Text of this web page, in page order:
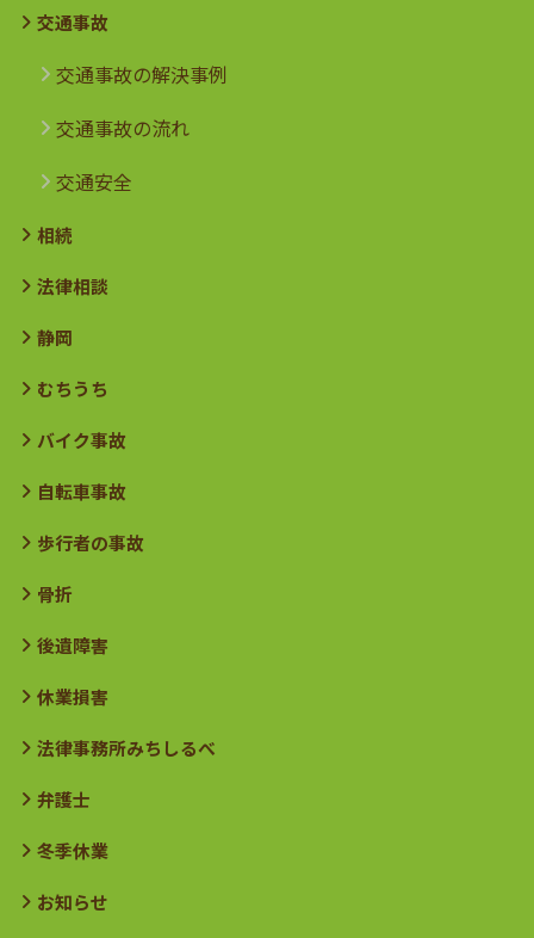
交通事故
交通事故の解決事例
交通事故の流れ
交通安全
相続
法律相談
静岡
むちうち
バイク事故
自転車事故
歩行者の事故
骨折
後遺障害
休業損害
法律事務所みちしるべ
弁護士
冬季休業
お知らせ